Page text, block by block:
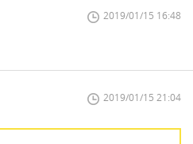
2019/01/15 16:48
2019/01/15 21:04